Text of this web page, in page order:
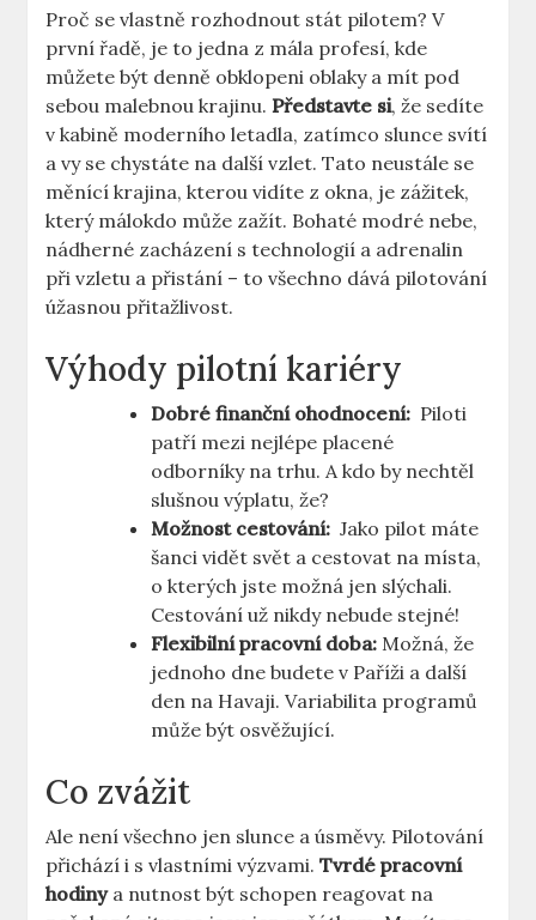
Proč ⁣se vlastně rozhodnout ⁤stát pilotem? ‍V
první řadě, je to jedna ‌z mála profesí, ⁣kde
můžete ⁣být denně obklopeni ​oblaky a ​mít pod
sebou‌ malebnou krajinu.Představte si, že sedíte
v kabině moderního⁢ letadla, zatímco slunce svítí
a vy se⁣ chystáte na další vzlet. Tato⁣ neustále se
‌měnící krajina, kterou vidíte z okna,⁢ je zážitek,
který málokdo může zažít.⁢ Bohaté modré⁤ nebe,
nádherné zacházení s technologií ‌a ​adrenalin
při vzletu a přistání – ⁢to všechno dává pilotování
úžasnou přitažlivost.
Výhody pilotní kariéry
Dobré finanční ohodnocení: ‌ Piloti​
patří mezi nejlépe placené
odborníky na trhu. A kdo by nechtěl
slušnou⁢ výplatu,​ že?
Možnost cestování: ⁤ Jako pilot máte
šanci vidět ⁣svět a cestovat ⁢na místa,
o kterých⁤ jste možná jen slýchali.
Cestování​ už ‍nikdy nebude stejné!
Flexibilní pracovní doba: Možná, že⁣
jednoho dne budete v ⁣Paříži a další
⁣den na Havaji. Variabilita programů
může být ‌osvěžující.
Co zvážit
Ale není všechno jen slunce a⁣ úsměvy. Pilotování
přichází i s vlastními výzvami.Tvrdé pracovní
hodinya nutnost být schopen reagovat na